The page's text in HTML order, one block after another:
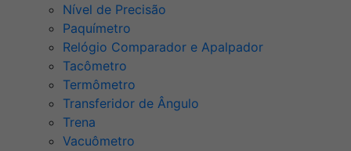
Nível de Precisão
Paquímetro
Relógio Comparador e Apalpador
Tacômetro
Termômetro
Transferidor de Ângulo
Trena
Vacuômetro